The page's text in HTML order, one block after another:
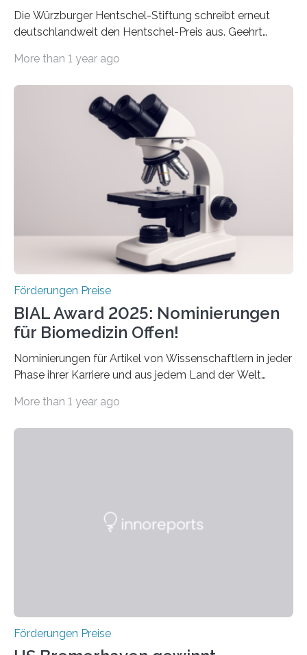
Die Würzburger Hentschel-Stiftung schreibt erneut
deutschlandweit den Hentschel-Preis aus. Geehrt
hochrangige wissenschaftliche Publikation zum Thema
Schlaganfall“ mit Sitz in Würzburg fördert die
Schlaganfallforschung, um die Behandlung der
Betroffenen zu verbessern. Dazu schreibt sie auch in
diesem Jahr wieder deutschlandweit den Hentschel-
Preis aus. Er richtet sich gezielt an jüngere
Forscherinnen und Forscher unter 40 Jahren. Geehrt
werden soll eine herausragende Doktorarbeit oder eine
hochrangige wissenschaftliche Publikation zum Thema
More than 1 year ago
Förderungen Preise
BIAL Award 2025: Nominierungen
für Biomedizin Offen!
Nominierungen für Artikel von Wissenschaftlern in jeder
Phase ihrer Karriere und aus jedem Land der Welt
Leben gerufen, um die bemerkenswertesten
Foundation, des BIAL Award in Biomedicine ist in
More than 1 year ago
Förderungen Preise